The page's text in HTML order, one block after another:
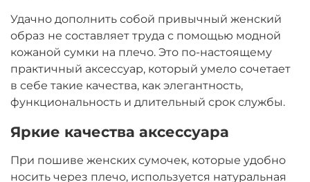
Удачно дополнить собой привычный женский
образ не составляет труда с помощью модной
кожаной сумки на плечо. Это по-настоящему
практичный аксессуар, который умело сочетает
в себе такие качества, как элегантность,
функциональность и длительный срок службы.
Яркие качества аксессуара
При пошиве женских сумочек, которые удобно
носить через плечо, используется натуральная